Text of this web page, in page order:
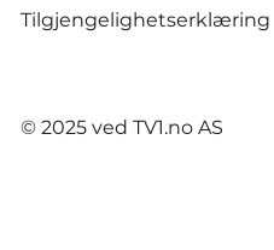
Tilgjengelighetserklæring
© 2025 ved TV1.no AS